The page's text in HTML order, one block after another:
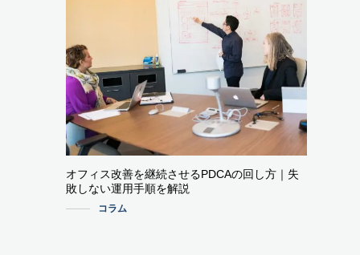
オフィス改善を継続させるPDCAの回し方｜失
敗しない運用手順を解説
コラム